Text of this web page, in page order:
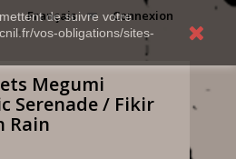
de suivre votre
vos-obligations/sites-
Connexion
Français
Megumi
Serenade / Fikir
Rain